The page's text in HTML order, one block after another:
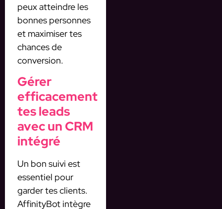
peux atteindre les
bonnes personnes
et maximiser tes
chances de
conversion.
Gérer
efficacement
tes leads
avec un CRM
intégré
Un bon suivi est
essentiel pour
garder tes clients.
AffinityBot intègre